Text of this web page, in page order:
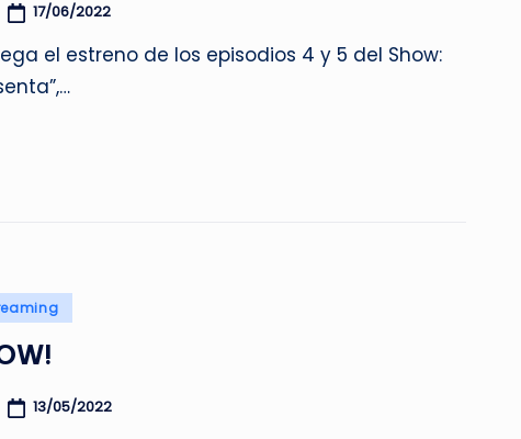
17/06/2022
el estreno de los episodios 4 y 5 del Show:
13/05/2022